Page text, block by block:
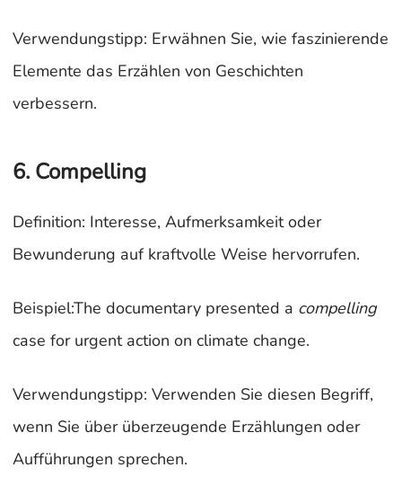
Verwendungstipp: Erwähnen Sie, wie faszinierende
Elemente das Erzählen von Geschichten
verbessern.
6. Compelling
Definition: Interesse, Aufmerksamkeit oder
Bewunderung auf kraftvolle Weise hervorrufen.
Beispiel:The documentary presented a compelling
case for urgent action on climate change.
Verwendungstipp: Verwenden Sie diesen Begriff,
wenn Sie über überzeugende Erzählungen oder
Aufführungen sprechen.